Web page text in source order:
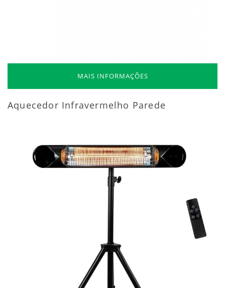
MAIS INFORMAÇÕES
Aquecedor Infravermelho Parede